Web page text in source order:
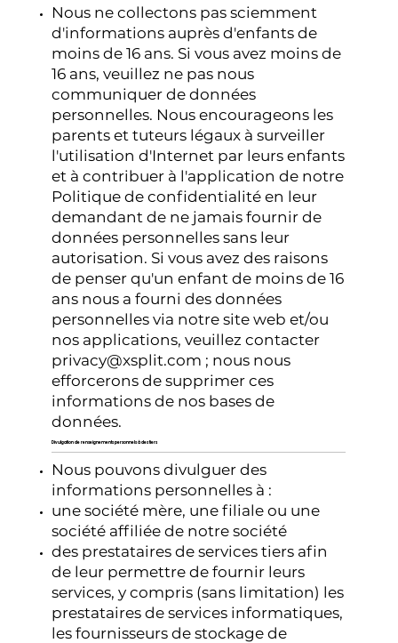
Nous ne collectons pas sciemment
d'informations auprès d'enfants de
moins de 16 ans. Si vous avez moins de
16 ans, veuillez ne pas nous
communiquer de données
personnelles. Nous encourageons les
parents et tuteurs légaux à surveiller
l'utilisation d'Internet par leurs enfants
et à contribuer à l'application de notre
Politique de confidentialité en leur
demandant de ne jamais fournir de
données personnelles sans leur
autorisation. Si vous avez des raisons
de penser qu'un enfant de moins de 16
ans nous a fourni des données
personnelles via notre site web et/ou
nos applications, veuillez contacter
privacy@xsplit.com ; nous nous
efforcerons de supprimer ces
informations de nos bases de
données.
Divulgation de renseignements personnels à des tiers
Nous pouvons divulguer des
informations personnelles à :
une société mère, une filiale ou une
société affiliée de notre société
des prestataires de services tiers afin
de leur permettre de fournir leurs
services, y compris (sans limitation) les
prestataires de services informatiques,
les fournisseurs de stockage de